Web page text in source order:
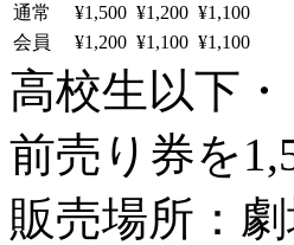
通常
¥1,500 ¥1,200 ¥1,100
会員
¥1,200 ¥1,100 ¥1,100
高校生以下
前売り券を
販売場所：